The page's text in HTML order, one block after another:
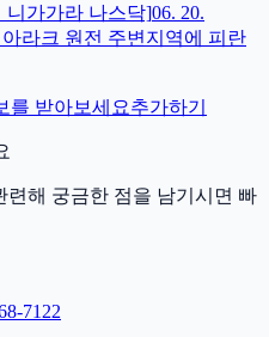
니가가라 나스닥]06. 20.
라크 원전 주변지역에 피란
를 받아보세요추가하기
련해 궁금한 점을 남기시면 빠
7122